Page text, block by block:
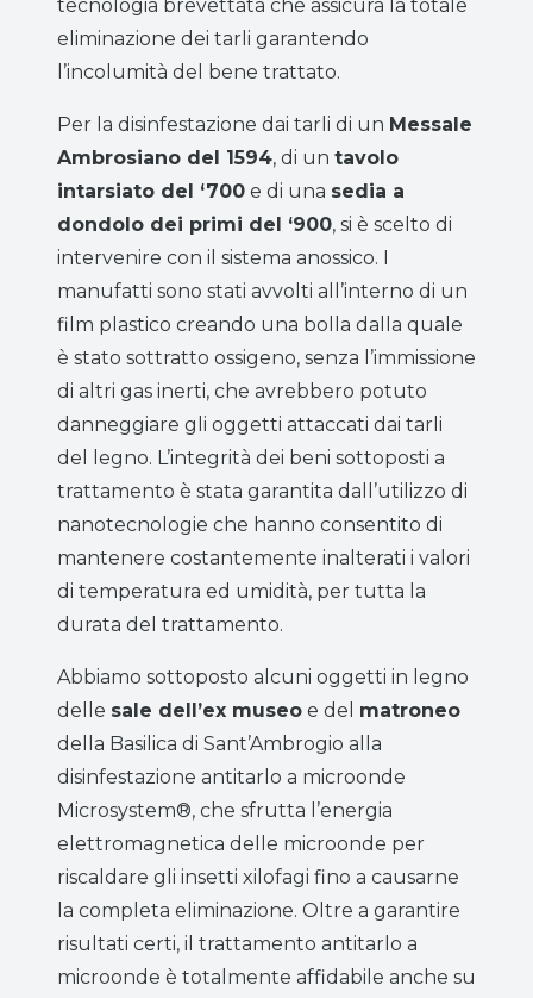
tecnologia brevettata che assicura la totale
eliminazione dei tarli garantendo
l’incolumità del bene trattato.
Per la disinfestazione dai tarli di un Messale
Ambrosiano del 1594, di un tavolo
intarsiato del ‘700 e di una sedia a
dondolo dei primi del ‘900, si è scelto di
intervenire con il sistema anossico. I
manufatti sono stati avvolti all’interno di un
film plastico creando una bolla dalla quale
è stato sottratto ossigeno, senza l’immissione
di altri gas inerti, che avrebbero potuto
danneggiare gli oggetti attaccati dai tarli
del legno. L’integrità dei beni sottoposti a
trattamento è stata garantita dall’utilizzo di
nanotecnologie che hanno consentito di
mantenere costantemente inalterati i valori
di temperatura ed umidità, per tutta la
durata del trattamento.
Abbiamo sottoposto alcuni oggetti in legno
delle sale dell’ex museo e del matroneo
della Basilica di Sant’Ambrogio alla
disinfestazione antitarlo a microonde
Microsystem®, che sfrutta l’energia
elettromagnetica delle microonde per
riscaldare gli insetti xilofagi fino a causarne
la completa eliminazione. Oltre a garantire
risultati certi, il trattamento antitarlo a
microonde è totalmente affidabile anche su